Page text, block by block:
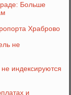
Больше
Храброво
не
индексируются
и